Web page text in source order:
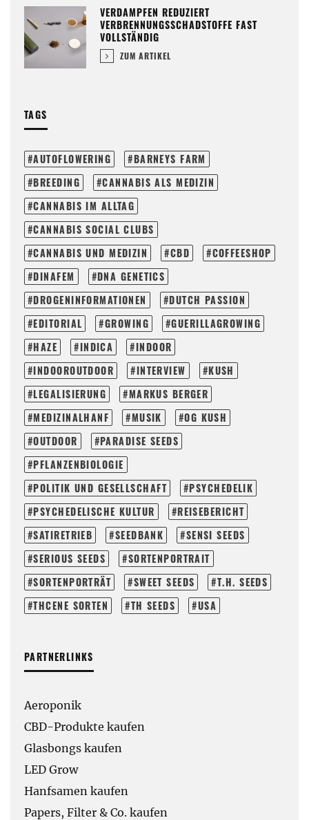
VERDAMPFEN REDUZIERT
VERBRENNUNGSSCHADSTOFFE FAST
VOLLSTÄNDIG
ZUM ARTIKEL
TAGS
AUTOFLOWERING
BARNEYS FARM
BREEDING
CANNABIS ALS MEDIZIN
CANNABIS IM ALLTAG
CANNABIS SOCIAL CLUBS
CANNABIS UND MEDIZIN
CBD
COFFEESHOP
DINAFEM
DNA GENETICS
DROGENINFORMATIONEN
DUTCH PASSION
EDITORIAL
GROWING
GUERILLAGROWING
HAZE
INDICA
INDOOR
INDOOROUTDOOR
INTERVIEW
KUSH
LEGALISIERUNG
MARKUS BERGER
MEDIZINALHANF
MUSIK
OG KUSH
OUTDOOR
PARADISE SEEDS
PFLANZENBIOLOGIE
POLITIK UND GESELLSCHAFT
PSYCHEDELIK
PSYCHEDELISCHE KULTUR
REISEBERICHT
SATIRETRIEB
SEEDBANK
SENSI SEEDS
SERIOUS SEEDS
SORTENPORTRAIT
SORTENPORTRÄT
SWEET SEEDS
T.H. SEEDS
THCENE SORTEN
TH SEEDS USA
PARTNERLINKS
Aeroponik
CBD-Produkte kaufen
Glasbongs kaufen
LED Grow
Hanfsamen kaufen
Papers, Filter & Co. kaufen